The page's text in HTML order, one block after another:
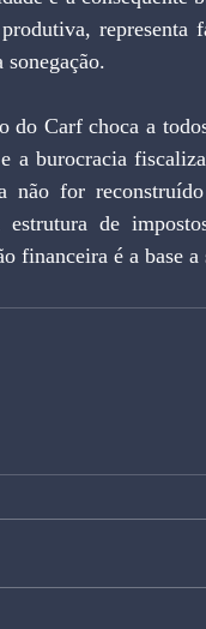
a burocracia
não for
estrutura de
financeira é a base a